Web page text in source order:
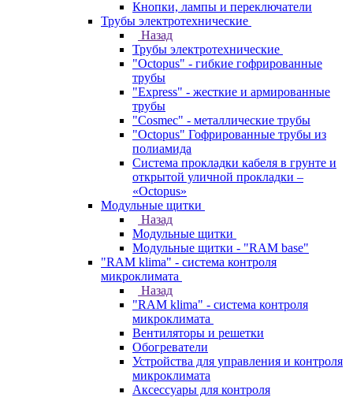
Кнопки, лампы и переключатели
Трубы электротехнические
Назад
Трубы электротехнические
"Octopus" - гибкие гофрированные
трубы
"Express" - жесткие и армированные
трубы
"Cosmec" - металлические трубы
"Octopus" Гофрированные трубы из
полиамида
Система прокладки кабеля в грунте и
открытой уличной прокладки –
«Octopus»
Модульные щитки
Назад
Модульные щитки
Модульные щитки - "RAM base"
"RAM klima" - система контроля
микроклимата
Назад
"RAM klima" - система контроля
микроклимата
Вентиляторы и решетки
Обогреватели
Устройства для управления и контроля
микроклимата
Аксессуары для контроля